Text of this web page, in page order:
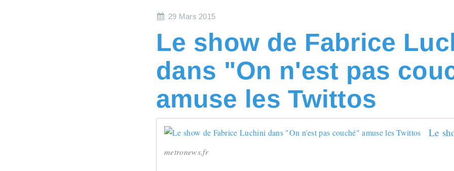
29 Mars 2015
Le show de Fabrice
dans "On n'est pas
amuse les Twittos
metronews.fr